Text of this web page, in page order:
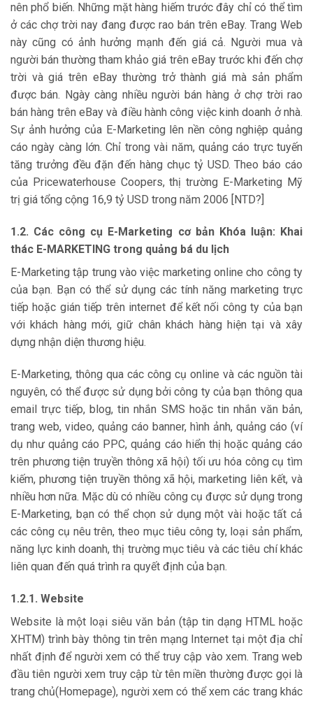
nên phổ biến. Những mặt hàng hiếm trước đây chỉ có thể tìm
ở các chợ trời nay đang được rao bán trên eBay. Trang Web
này cũng có ảnh hưởng mạnh đến giá cả. Người mua và
người bán thường tham khảo giá trên eBay trước khi đến chợ
trời và giá trên eBay thường trở thành giá mà sản phẩm
được bán. Ngày càng nhiều người bán hàng ở chợ trời rao
bán hàng trên eBay và điều hành công việc kinh doanh ở nhà.
Sự ảnh hưởng của E-Marketing lên nền công nghiệp quảng
cáo ngày càng lớn. Chỉ trong vài năm, quảng cáo trực tuyến
tăng trưởng đều đặn đến hàng chục tỷ USD. Theo báo cáo
của Pricewaterhouse Coopers, thị trường E-Marketing Mỹ
trị giá tổng cộng 16,9 tỷ USD trong năm 2006 [NTD?]
1.2. Các công cụ E-Marketing cơ bản Khóa luận: Khai
thác E-MARKETING trong quảng bá du lịch
E-Marketing tập trung vào việc marketing online cho công ty
của bạn. Bạn có thể sử dụng các tính năng marketing trực
tiếp hoặc gián tiếp trên internet để kết nối công ty của bạn
với khách hàng mới, giữ chân khách hàng hiện tại và xây
dựng nhận diện thương hiệu.
E-Marketing, thông qua các công cụ online và các nguồn tài
nguyên, có thể được sử dụng bởi công ty của bạn thông qua
email trực tiếp, blog, tin nhắn SMS hoặc tin nhắn văn bản,
trang web, video, quảng cáo banner, hình ảnh, quảng cáo (ví
dụ như quảng cáo PPC, quảng cáo hiển thị hoặc quảng cáo
trên phương tiện truyền thông xã hội) tối ưu hóa công cụ tìm
kiếm, phương tiện truyền thông xã hội, marketing liên kết, và
nhiều hơn nữa. Mặc dù có nhiều công cụ được sử dụng trong
E-Marketing, bạn có thể chọn sử dụng một vài hoặc tất cả
các công cụ nêu trên, theo mục tiêu công ty, loại sản phẩm,
năng lực kinh doanh, thị trường mục tiêu và các tiêu chí khác
liên quan đến quá trình ra quyết định của bạn.
1.2.1. Website
Website là một loại siêu văn bản (tập tin dạng HTML hoặc
XHTM) trình bày thông tin trên mạng Internet tại một địa chỉ
nhất định để người xem có thể truy cập vào xem. Trang web
đầu tiên người xem truy cập từ tên miền thường được gọi là
trang chủ(Homepage), người xem có thể xem các trang khác